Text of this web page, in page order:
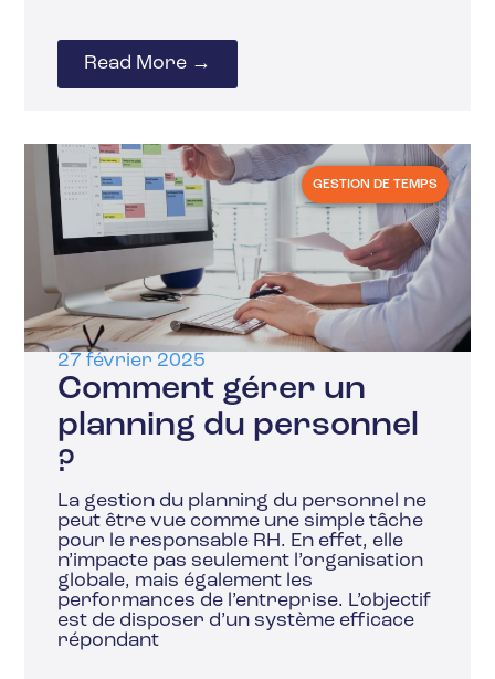
Read More →
GESTION DE TEMPS
27 février 2025
Comment gérer un
planning du personnel
?
La gestion du planning du personnel ne
peut être vue comme une simple tâche
pour le responsable RH. En effet, elle
n’impacte pas seulement l’organisation
globale, mais également les
performances de l’entreprise. L’objectif
est de disposer d’un système efficace
répondant